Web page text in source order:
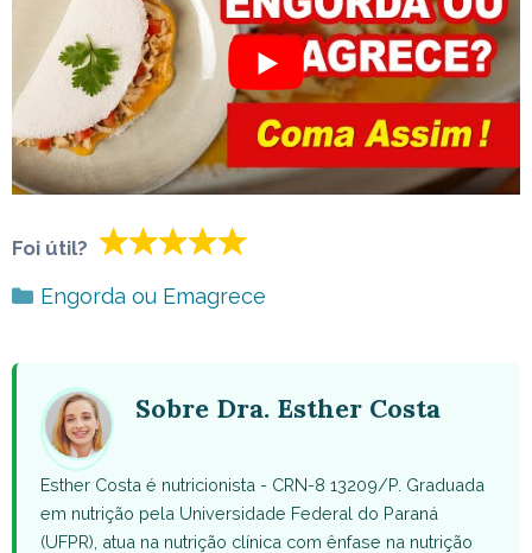
Foi útil?
Categorias
Engorda ou Emagrece
Sobre Dra. Esther Costa
Esther Costa é nutricionista - CRN-8 13209/P. Graduada
em nutrição pela Universidade Federal do Paraná
(UFPR), atua na nutrição clínica com ênfase na nutrição